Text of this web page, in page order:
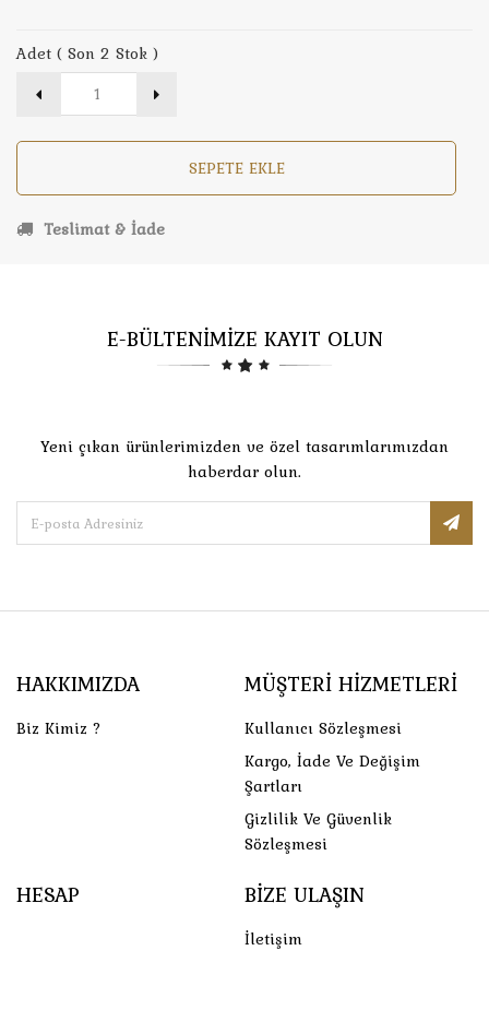
Adet ( Son 2 Stok )
SEPETE EKLE
Teslimat & İade
E-BÜLTENİMİZE KAYIT OLUN
Yeni çıkan ürünlerimizden ve özel tasarımlarımızdan
haberdar olun.
HAKKIMIZDA
Biz Kimiz ?
MÜŞTERI HIZMETLERI
Kullanıcı Sözleşmesi
Kargo, İade Ve Değişim
Şartları
Gizlilik Ve Güvenlik
Sözleşmesi
HESAP BIZE ULAŞIN
İletişim